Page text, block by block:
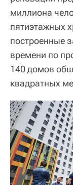
миллиона
пятиэтажных
построенные
времени по
140 домов
квадратных